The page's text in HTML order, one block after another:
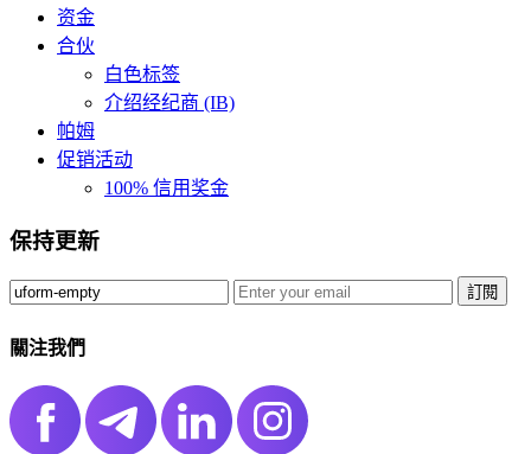
资金
合伙
白色标签
介绍经纪商 (IB)
帕姆
促销活动
100% 信用奖金
保持更新
訂閱️
關注我們